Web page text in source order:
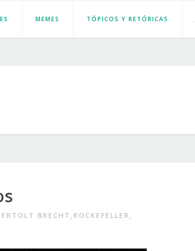
MEMES TÓPICOS Y RETÓRICAS
BRECHT, ROCKEFELLER,